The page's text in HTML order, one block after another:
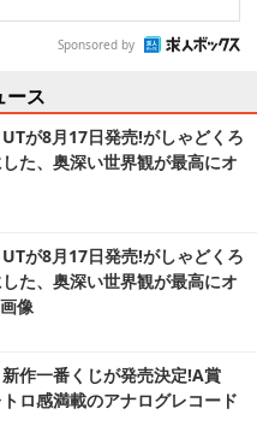
Sponsored by
ース
が8月17日発売!がしゃどくろ
た、奥深い世界観が最高にオ
が8月17日発売!がしゃどくろ
た、奥深い世界観が最高にオ
像
新作一番くじが発売決定!A賞
ロ感満載のアナログレコード